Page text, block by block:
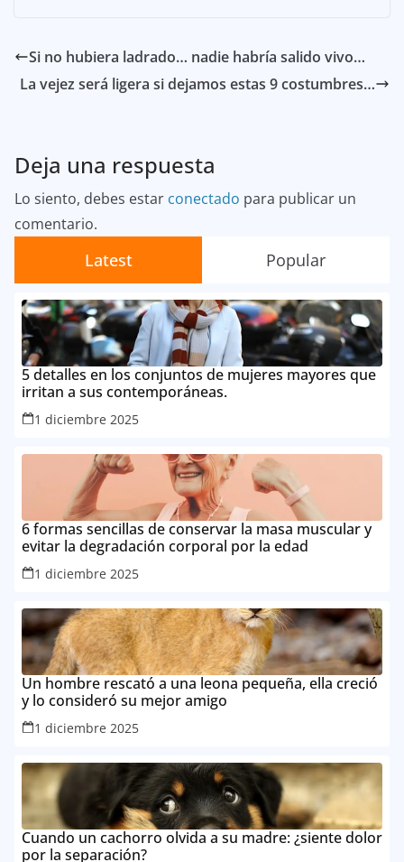
Si no hubiera ladrado… nadie habría salido vivo…
La vejez será ligera si dejamos estas 9 costumbres…
Deja una respuesta
Lo siento, debes estar conectado para publicar un
comentario.
Latest Popular
5 detalles en los conjuntos de mujeres mayores que
irritan a sus contemporáneas.
1 diciembre 2025
6 formas sencillas de conservar la masa muscular y
evitar la degradación corporal por la edad
1 diciembre 2025
Un hombre rescató a una leona pequeña, ella creció
y lo consideró su mejor amigo
1 diciembre 2025
Cuando un cachorro olvida a su madre: ¿siente dolor
por la separación?